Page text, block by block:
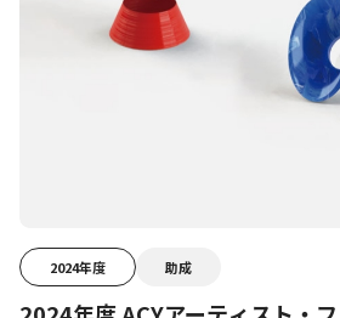
2024年度 助成